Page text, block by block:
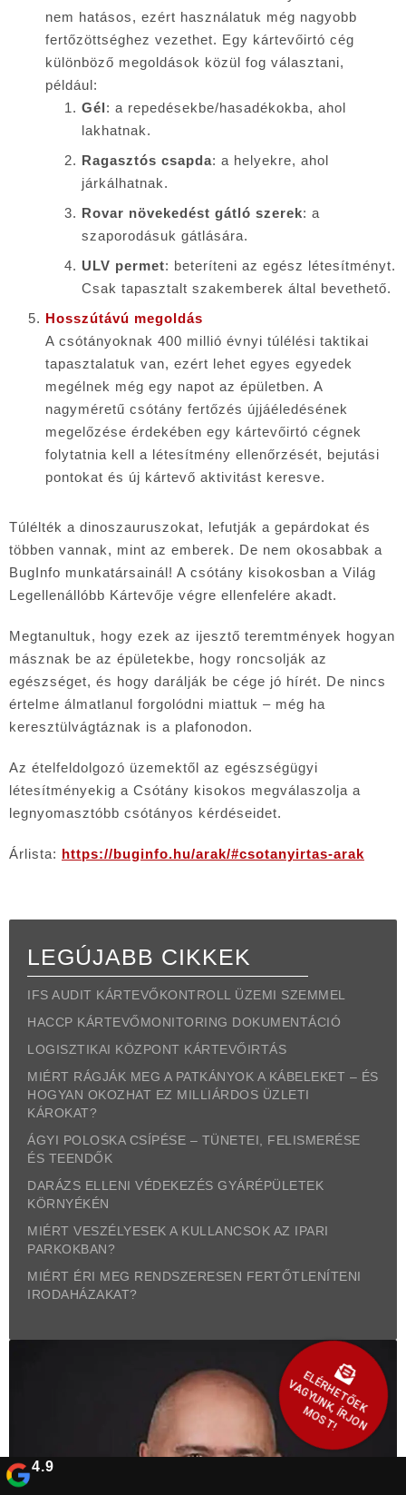
E
L
É
R
H
E
T
Ő
E
K
V
A
G
Y
U
N
K
, ÍR
J
O
N
M
O
S
T
!
nem hatásos, ezért használatuk még nagyobb
fertőzöttséghez vezethet. Egy kártevőirtó cég
különböző megoldások közül fog választani,
például:
Gél: a repedésekbe/hasadékokba, ahol
lakhatnak.
Ragasztós csapda: a helyekre, ahol
járkálhatnak.
Rovar növekedést gátló szerek: a
szaporodásuk gátlására.
ULV permet: beteríteni az egész létesítményt.
Csak tapasztalt szakemberek által bevethető.
Hosszútávú megoldás
A csótányoknak 400 millió évnyi túlélési taktikai
tapasztalatuk van, ezért lehet egyes egyedek
megélnek még egy napot az épületben. A
nagyméretű csótány fertőzés újjáéledésének
megelőzése érdekében egy kártevőirtó cégnek
folytatnia kell a létesítmény ellenőrzését, bejutási
pontokat és új kártevő aktivitást keresve.
Túlélték a dinoszauruszokat, lefutják a gepárdokat és
többen vannak, mint az emberek. De nem okosabbak a
BugInfo munkatársainál! A csótány kisokosban a Világ
Legellenállóbb Kártevője végre ellenfelére akadt.
Megtanultuk, hogy ezek az ijesztő teremtmények hogyan
másznak be az épületekbe, hogy roncsolják az
egészséget, és hogy darálják be cége jó hírét. De nincs
értelme álmatlanul forgolódni miattuk – még ha
keresztülvágtáznak is a plafonodon.
Az ételfeldolgozó üzemektől az egészségügyi
létesítményekig a Csótány kisokos megválaszolja a
legnyomasztóbb csótányos kérdéseidet.
Árlista: https://buginfo.hu/arak/#csotanyirtas-arak
LEGÚJABB CIKKEK
IFS AUDIT KÁRTEVŐKONTROLL ÜZEMI SZEMMEL
HACCP KÁRTEVŐMONITORING DOKUMENTÁCIÓ
LOGISZTIKAI KÖZPONT KÁRTEVŐIRTÁS
MIÉRT RÁGJÁK MEG A PATKÁNYOK A KÁBELEKET – ÉS
HOGYAN OKOZHAT EZ MILLIÁRDOS ÜZLETI
KÁROKAT?
ÁGYI POLOSKA CSÍPÉSE – TÜNETEI, FELISMERÉSE
ÉS TEENDŐK
DARÁZS ELLENI VÉDEKEZÉS GYÁRÉPÜLETEK
KÖRNYÉKÉN
MIÉRT VESZÉLYESEK A KULLANCSOK AZ IPARI
PARKOKBAN?
MIÉRT ÉRI MEG RENDSZERESEN FERTŐTLENÍTENI
IRODAHÁZAKAT?
4.9